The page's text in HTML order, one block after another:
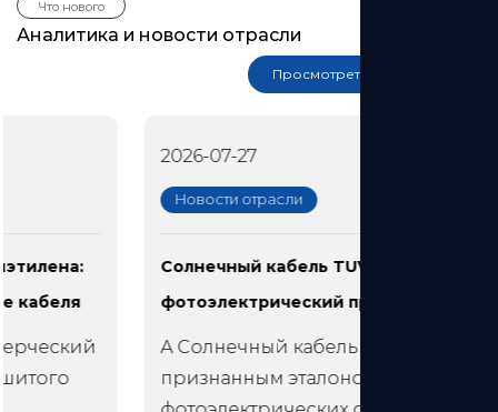
Аналитика и новости отрасли
Солнечный кабель TUV: сертифицированный
фотоэлектрический провод 1,5 кВ постоянного
A Солнечный кабель TUV является всемирно
признанным эталоном проводки